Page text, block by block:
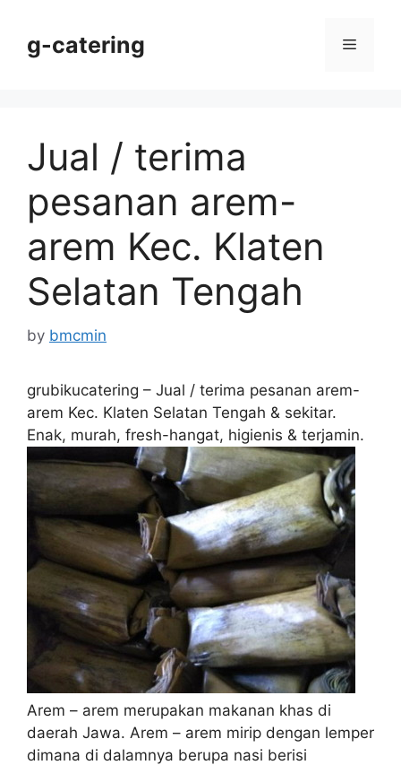
contentg-catering Menu
Jual / terima
pesanan arem-
arem Kec. Klaten
Selatan Tengah
by bmcmin
grubikucatering – Jual / terima pesanan arem-
arem Kec. Klaten Selatan Tengah & sekitar.
Enak, murah, fresh-hangat, higienis & terjamin.
Arem – arem merupakan makanan khas di
daerah Jawa. Arem – arem mirip dengan lemper
dimana di dalamnya berupa nasi berisi